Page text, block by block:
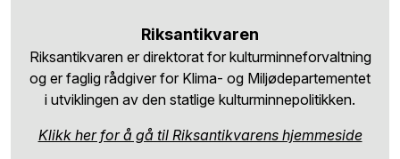
Riksantikvaren
Riksantikvaren er direktorat for kulturminneforvaltning
og er faglig rådgiver for Klima- og Miljødepartementet
i utviklingen av den statlige kulturminnepolitikken.
Klikk her for å gå til Riksantikvarens hjemmeside